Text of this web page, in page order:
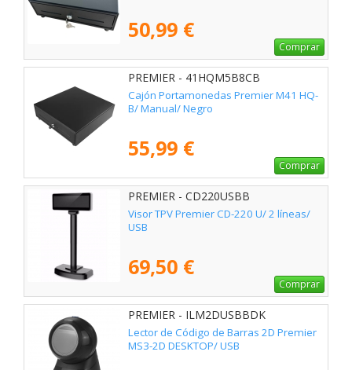
50,99 €
Comprar
PREMIER - 41HQM5B8CB
Cajón Portamonedas Premier M41 HQ-
B/ Manual/ Negro
55,99 €
Comprar
PREMIER - CD220USBB
Visor TPV Premier CD-220 U/ 2 líneas/
USB
69,50 €
Comprar
PREMIER - ILM2DUSBBDK
Lector de Código de Barras 2D Premier
MS3-2D DESKTOP/ USB